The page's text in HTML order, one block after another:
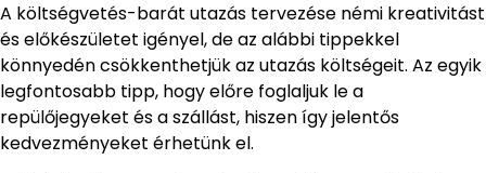
A költségvetés-barát utazás tervezése némi kreativitást
és előkészületet igényel, de az alábbi tippekkel
könnyedén csökkenthetjük az utazás költségeit. Az egyik
legfontosabb tipp, hogy előre foglaljuk le a
repülőjegyeket és a szállást, hiszen így jelentős
kedvezményeket érhetünk el.